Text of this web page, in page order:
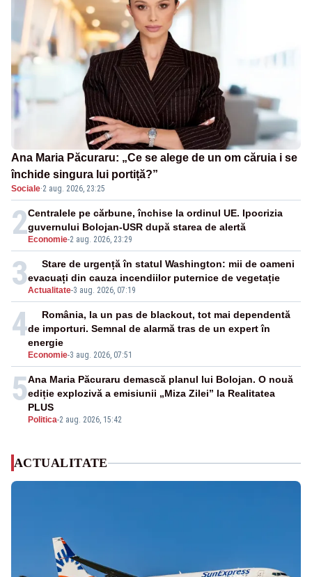
Ana Maria Păcuraru: „Ce se alege de un om căruia i se
închide singura lui portiță?”
Sociale·2 aug. 2026, 23:25
2 Economie-2 aug. 2026, 23:29
Centralele pe cărbune, închise la ordinul UE. Ipocrizia
guvernului Bolojan-USR după starea de alertă
3Actualitate-3 aug. 2026, 07:19
Stare de urgență în statul Washington: mii de oameni
evacuați din cauza incendiilor puternice de vegetație
4
Economie-3 aug. 2026, 07:51
România, la un pas de blackout, tot mai dependentă
de importuri. Semnal de alarmă tras de un expert în
energie
5
Politica-2 aug. 2026, 15:42
Ana Maria Păcuraru demască planul lui Bolojan. O nouă
ediție explozivă a emisiunii „Miza Zilei” la Realitatea
PLUS
ACTUALITATE